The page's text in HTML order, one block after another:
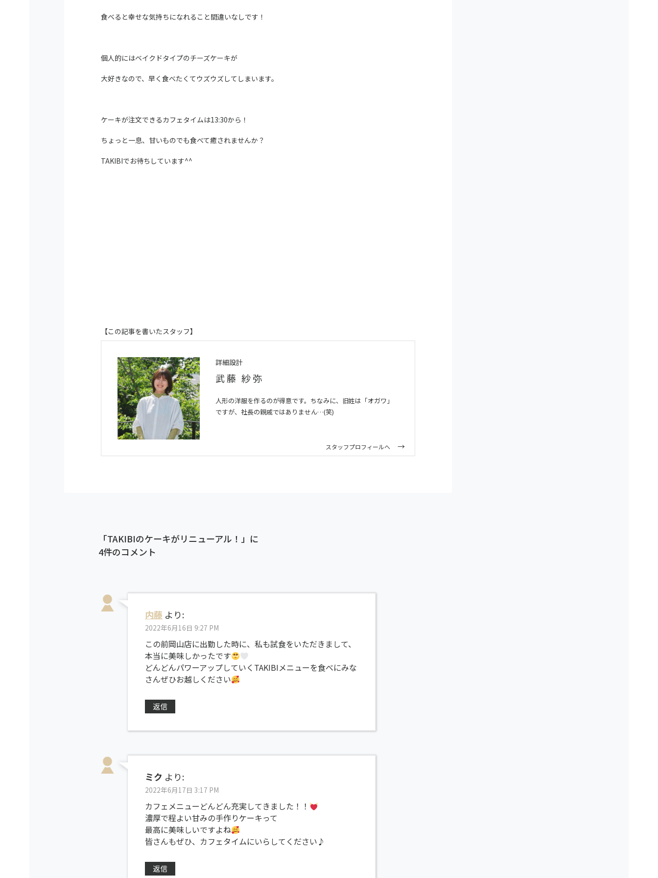
食べると幸せな気持ちになれること間違いなしです！
個人的にはベイクドタイプのチーズケーキが
大好きなので、早く食べたくてウズウズしてしまいます。
ケーキが注文できるカフェタイムは13:30から！
ちょっと一息、甘いものでも食べて癒されませんか？
TAKIBIでお待ちしています^^
【この記事を書いたスタッフ】
詳細設計
武藤 紗弥
人形の洋服を作るのが得意です。ちなみに、旧姓は「オガワ」
ですが、社長の親戚ではありません…(笑)
スタッフプロフィールへ
「TAKIBIのケーキがリニューアル！」に
4件のコメント
内藤 より:
2022年6月16日 9:27 PM
この前岡山店に出勤した時に、私も試食をいただきまして、
本当に美味しかったです
どんどんパワーアップしていくTAKIBIメニューを食べにみな
さんぜひお越しください
返信
ミク より:
2022年6月17日 3:17 PM
カフェメニューどんどん充実してきました！！
濃厚で程よい甘みの手作りケーキって
最高に美味しいですよね
皆さんもぜひ、カフェタイムにいらしてください♪
返信